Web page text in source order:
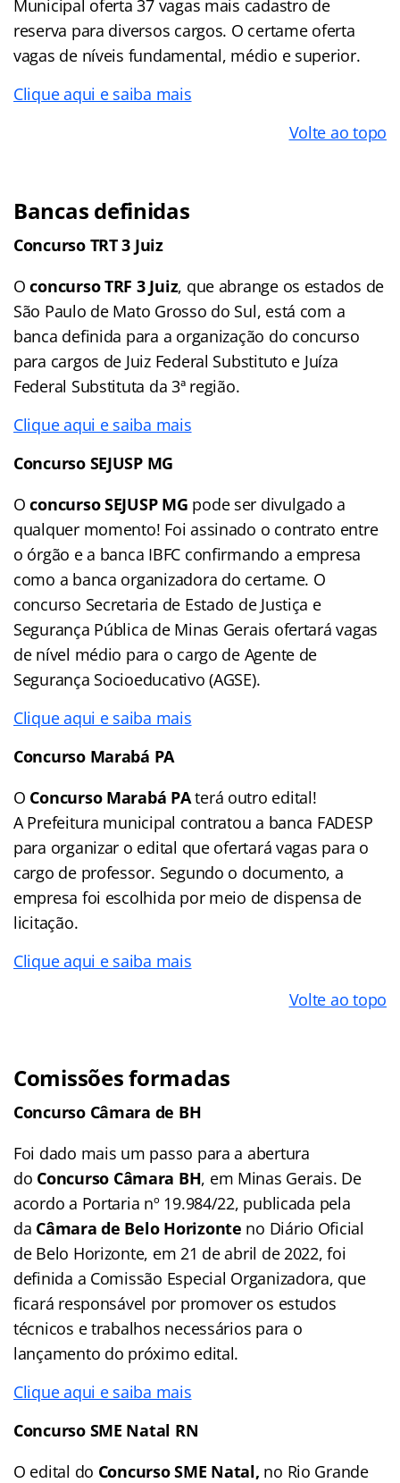
Municipal oferta 37 vagas mais cadastro de
reserva para diversos cargos. O certame oferta
vagas de níveis fundamental, médio e superior.
Clique aqui e saiba mais
Volte ao topo
Bancas definidas
Concurso TRT 3 Juiz
Oconcurso TRF 3 Juiz, que abrange os estados de
São Paulo de Mato Grosso do Sul, está com a
banca definida para a organização do concurso
para cargos de Juiz Federal Substituto e Juíza
Federal Substituta da 3ª região.
Clique aqui e saiba mais
Concurso SEJUSP MG
Oconcurso SEJUSP MG pode ser divulgado a
qualquer momento! Foi assinado o contrato entre
o órgão e a banca IBFC confirmando a empresa
como a banca organizadora do certame. O
concurso Secretaria de Estado de Justiça e
Segurança Pública de Minas Gerais ofertará vagas
de nível médio para o cargo de Agente de
Segurança Socioeducativo (AGSE).
Clique aqui e saiba mais
Concurso Marabá PA
O Concurso Marabá PAterá outro edital!
A Prefeitura municipal contratou a banca FADESP
para organizar o edital que ofertará vagas para o
cargo de professor. Segundo o documento, a
empresa foi escolhida por meio de dispensa de
licitação.
Clique aqui e saiba mais
Volte ao topo
Comissões formadas
Concurso Câmara de BH
Foi dado mais um passo para a abertura
do Concurso Câmara BH, em Minas Gerais. De
acordo a Portaria nº 19.984/22, publicada pela
da Câmara de Belo Horizonte no Diário Oficial
de Belo Horizonte, em 21 de abril de 2022, foi
definida a Comissão Especial Organizadora, que
ficará responsável por promover os estudos
técnicos e trabalhos necessários para o
lançamento do próximo edital.
Clique aqui e saiba mais
Concurso SME Natal RN
O edital do Concurso SME Natal, no Rio Grande